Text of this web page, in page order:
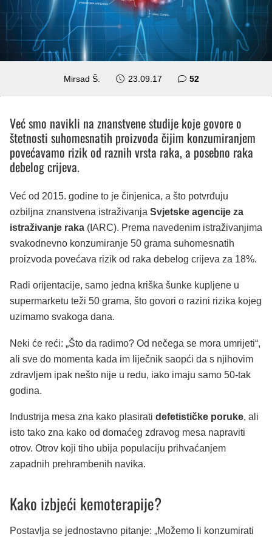
Mirsad Š. 23.09.17 52
Već smo navikli na znanstvene studije koje govore o
štetnosti suhomesnatih proizvoda čijim konzumiranjem
povećavamo rizik od raznih vrsta raka, a posebno raka
debelog crijeva.
Već od 2015. godine to je činjenica, a što potvrđuju
ozbiljna znanstvena istraživanja Svjetske agencije za
istraživanje raka (IARC). Prema navedenim istraživanjima
svakodnevno konzumiranje 50 grama suhomesnatih
proizvoda povećava rizik od raka debelog crijeva za 18%.
Radi orijentacije, samo jedna kriška šunke kupljene u
supermarketu teži 50 grama, što govori o razini rizika kojeg
uzimamo svakoga dana.
Neki će reći: „Što da radimo? Od nečega se mora umrijeti“,
ali sve do momenta kada im liječnik saopći da s njihovim
zdravljem ipak nešto nije u redu, iako imaju samo 50-tak
godina.
Industrija mesa zna kako plasirati defetističke poruke, ali
isto tako zna kako od domaćeg zdravog mesa napraviti
otrov. Otrov koji tiho ubija populaciju prihvaćanjem
zapadnih prehrambenih navika.
Kako izbjeći kemoterapije?
Postavlja se jednostavno pitanje: „Možemo li konzumirati